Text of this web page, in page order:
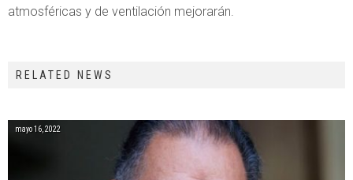
atmosféricas y de ventilación mejorarán.
RELATED NEWS
mayo 16, 2022